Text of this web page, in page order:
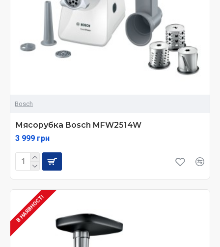
Bosch
Мясорубка Bosch MFW2514W
3 999 грн
В НАЯВНОСТІ